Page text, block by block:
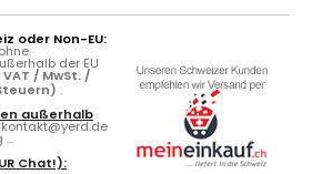
oder Non-EU:
der EU
/ MwSt. /
.
außerhalb
Chat!):